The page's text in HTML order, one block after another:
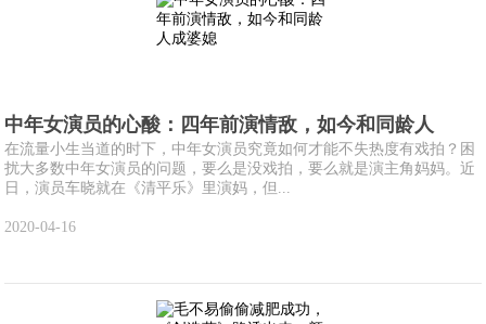
中年女演员的心酸：四年前演情敌，如今和同龄人
在流量小生当道的时下，中年女演员究竟如何才能不失热度有戏拍？困
扰大多数中年女演员的问题，要么是没戏拍，要么就是演主角妈妈。近
日，演员车晓就在《清平乐》里演妈，但...
2020-04-16